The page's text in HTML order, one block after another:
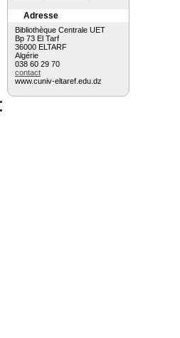
Adresse
Bibliothèque Centrale UET
Bp 73 El Tarf
36000 ELTARF
Algérie
038 60 29 70
contact
www.cuniv-eltaref.edu.dz